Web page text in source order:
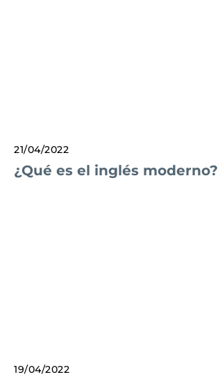
21/04/2022
¿Qué es el inglés moderno?
19/04/2022